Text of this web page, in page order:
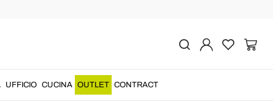
UFFICIO CUCINA OUTLET CONTRACT